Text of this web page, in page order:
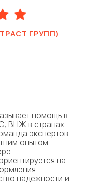
ГРУПП)
помощь в
ВНЖ в странах
экспертов
опытом
на
надежности и